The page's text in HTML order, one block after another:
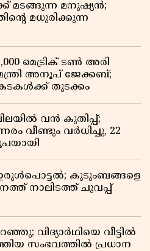
മടങ്ങുന്ന മനുഷ്യൻ;
മധുരിക്കുന്ന
മെട്രിക് ടൺ അരി
അനൂപ് ജേക്കബ്;
തുടക്കം
വൻ കുതിപ്പ്;
വീണ്ടും വർധിച്ചു, 22
ഉരുൾപൊട്ടൽ; കുടുംബങ്ങളെ
നാലിടത്ത് ചുവപ്പ്
വിദ്യാർഥിയെ വീട്ടിൽ
സംഭവത്തിൽ പ്രധാന